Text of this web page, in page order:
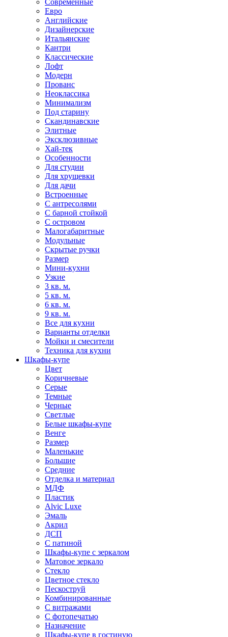
Современные
Евро
Английские
Дизайнерские
Итальянские
Кантри
Классические
Лофт
Модерн
Прованс
Неоклассика
Минимализм
Под старину
Скандинавские
Элитные
Эксклюзивные
Хай-тек
Особенности
Для студии
Для хрущевки
Для дачи
Встроенные
С антресолями
С барной стойкой
С островом
Малогабаритные
Модульные
Скрытые ручки
Размер
Мини-кухни
Узкие
3 кв. м.
5 кв. м.
6 кв. м.
9 кв. м.
Все для кухни
Варианты отделки
Мойки и смесители
Техника для кухни
Шкафы-купе
Цвет
Коричневые
Серые
Темные
Черные
Светлые
Белые шкафы-купе
Венге
Размер
Маленькие
Большие
Средние
Отделка и материал
МДФ
Пластик
Alvic Luxe
Эмаль
Акрил
ДСП
С патиной
Шкафы-купе с зеркалом
Матовое зеркало
Стекло
Цветное стекло
Пескоструй
Комбинированные
С витражами
С фотопечатью
Назначение
Шкафы-купе в гостиную